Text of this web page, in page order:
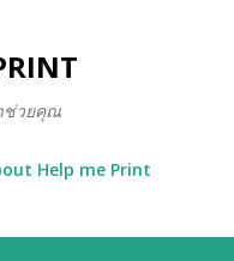
ช่วยคุณ
Help me Print